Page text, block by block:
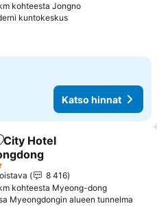
kohteesta Jongno
kuntokeskusKatso hinnat
Katso hinnat
suosikkeihin
City Hotel
hinnat
8 416
kohteesta Myeong-dong
Myeongdongin alueen tunnelma